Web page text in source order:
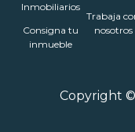
Inmobiliarios
Consigna tu
inmueble
Trabaja
nosotros
Copyright